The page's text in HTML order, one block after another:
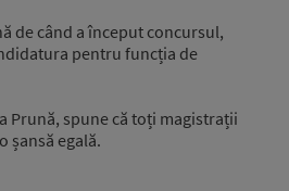
de când a început concursul,
pentru funcția de
Prună, spune că toți magistrații
șansă egală.